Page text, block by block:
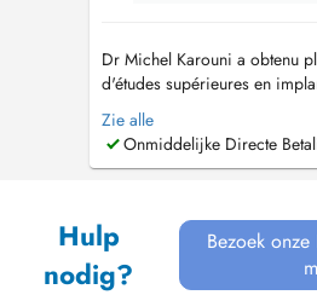
Dr Michel Karouni a obtenu
d'études supérieures en
prothèse fixée à l'université
obtenu sa licence en
apporte son expertise dans
Zie alle
Onmiddelijke Directe
Hulp
nodig?
Bezoek